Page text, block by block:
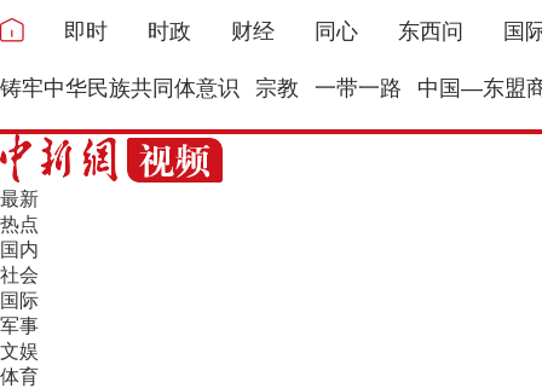
即时 时政 财经 同心 东西问 国
铸牢中华民族共同体意识 宗教 一带一路 中国—东盟
最新
热点
国内
社会
国际
军事
文娱
体育